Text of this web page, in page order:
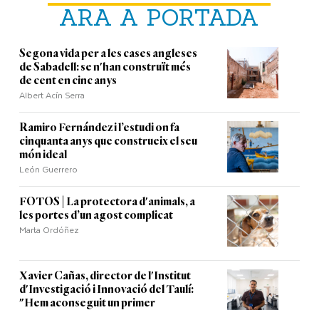
ARA A PORTADA
Segona vida per a les cases angleses
de Sabadell: se n'han construït més
de cent en cinc anys
Albert Acín Serra
Ramiro Fernández i l’estudi on fa
cinquanta anys que construeix el seu
món ideal
León Guerrero
FOTOS | La protectora d'animals, a
les portes d’un agost complicat
Marta Ordóñez
Xavier Cañas, director de l'Institut
d'Investigació i Innovació del Taulí:
"Hem aconseguit un primer